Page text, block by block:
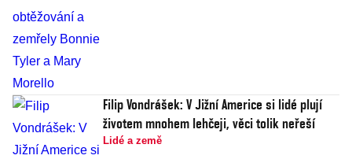
Filip Vondrášek: V Jižní Americe si lidé plují
životem mnohem lehčeji, věci tolik neřeší
Lidé a země